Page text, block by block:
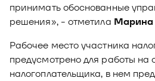
принимать обоснованные
решения», - отметила Марина
Рабочее место участника
предусмотрено для работы на
налогоплательщика, в нем